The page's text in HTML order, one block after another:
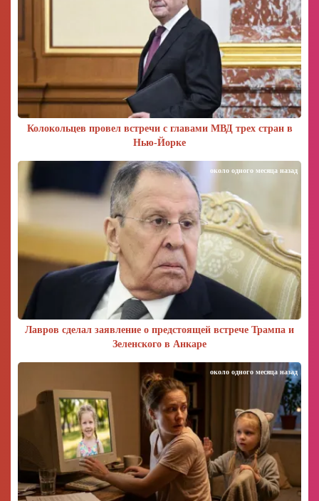
Колокольцев провел встречи с главами МВД трех стран в
Нью-Йорке
Лавров сделал заявление о предстоящей встрече Трампа и
Зеленского в Анкаре
около одного месяца назад
около одного месяца назад